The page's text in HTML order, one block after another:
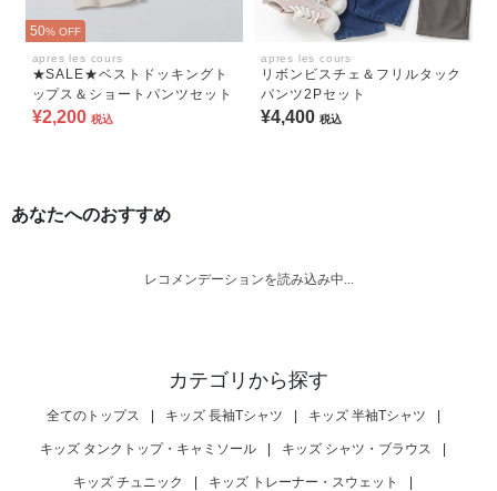
50% OFF
apres les cours
★SALE★ベストドッキングト
ップス＆ショートパンツセット
¥2,200 税込
apres les cours
リボンビスチェ＆フリルタック
パンツ2Pセット
¥4,400 税込
あなたへのおすすめ
レコメンデーションを読み込み中...
カテゴリから探す
全てのトップス | キッズ 長袖Tシャツ | キッズ 半袖Tシャツ |
キッズ タンクトップ・キャミソール | キッズ シャツ・ブラウス |
キッズ チュニック | キッズ トレーナー・スウェット |